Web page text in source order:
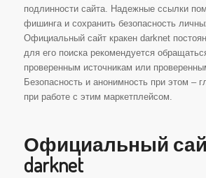
подлинности сайта. Надежные ссылки
фишинга и сохранить безопасность
Официальный сайт кракен darknet
для его поиска рекомендуется
проверенным источникам или
Безопасность и анонимность при этом –
при работе с этим маркетплейсом.
Официальный
darknet